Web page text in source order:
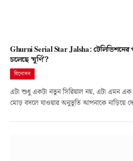
Ghurni Serial Star Jalsha:
চলেছে ‘ঘূর্ণি’?
বিনোদন
এটা শুধু একটা নতুন সিরিয়াল নয়, এটা এমন এক
মোড় বদলে যাওয়ার অনুভূতি আপনাকে নাড়িয়ে